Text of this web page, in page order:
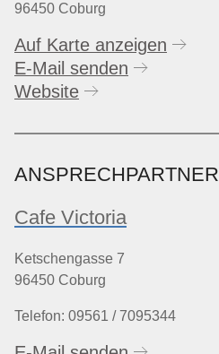
96450 Coburg
Auf Karte anzeigen
E-Mail senden
Website
ANSPRECHPARTNER
Cafe Victoria
Ketschengasse 7
96450 Coburg
Telefon: 09561 / 7095344